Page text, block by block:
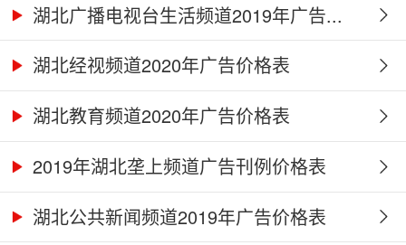
湖北广播电视台生活频道2019年广告...
湖北经视频道2020年广告价格表
湖北教育频道2020年广告价格表
2019年湖北垄上频道广告刊例价格表
湖北公共新闻频道2019年广告价格表